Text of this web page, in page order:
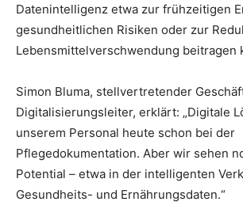
Datenintelligenz etwa zur frühzeitigen
gesundheitlichen Risiken oder zur
Lebensmittelverschwendung beitragen
Simon Bluma, stellvertretender
Digitalisierungsleiter, erklärt: „Digitale
unserem Personal heute schon bei der
Pflegedokumentation. Aber wir sehen
Potential – etwa in der intelligenten
Gesundheits- und Ernährungsdaten.“